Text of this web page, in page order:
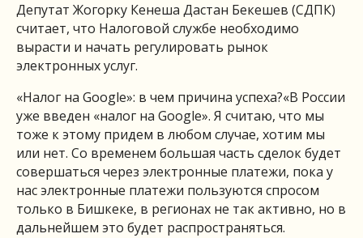
Депутат Жогорку Кенеша Дастан Бекешев (СДПК)
считает, что Налоговой службе необходимо
вырасти и начать регулировать рынок
электронных услуг.
«Налог на Google»: в чем причина успеха?«В России
уже введен «налог на Google». Я считаю, что мы
тоже к этому придем в любом случае, хотим мы
или нет. Со временем большая часть сделок будет
совершаться через электронные платежи, пока у
нас электронные платежи пользуются спросом
только в Бишкеке, в регионах не так активно, но в
дальнейшем это будет распространяться.